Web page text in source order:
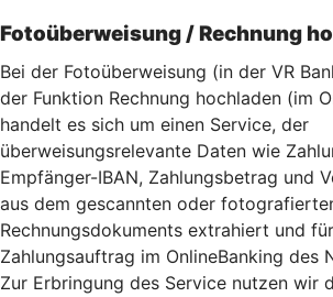
Fotoüberweisung / Rechnung
Bei der Fotoüberweisung (in der VR
der Funktion Rechnung hochladen (im
handelt es sich um einen Service, der
überweisungsrelevante Daten wie
Empfänger-IBAN, Zahlungsbetrag und
aus dem gescannten oder
Rechnungsdokuments extrahiert und
Zahlungsauftrag im OnlineBanking des
Zur Erbringung des Service nutzen wir